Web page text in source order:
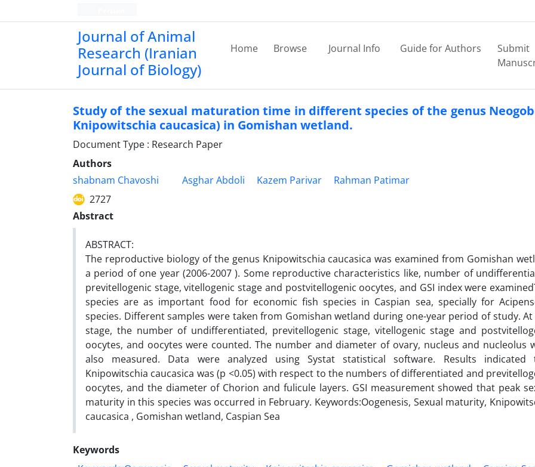
Journal of Animal
Research (Iranian
Journal of Biology)
Home Browse Journal Info Guide for Authors
Submit
Study of the sexual maturation time in different species of the genus
Knipowitschia caucasica) in Gomishan wetland.
Document Type : Research Paper
Authors
shabnam Chavoshi
Asghar Abdoli Kazem Parivar
Rahman Patimar
2727
Abstract
ABSTRACT:
The reproductive biology of the genus Knipowitschia caucasica was examined from Gomishan
a period of one year (2006-2007 ). Some reproductive characteristics like, number of
previtellogenic stage, vitellogenic stage and postvitellogenic oocytes, and GSI index were
species are as important food for economic fish species in Caspian sea, specially for
species. Different samples were taken from Gomishan wetland during one-year period of study.
stage, the number of undifferentiated, previtellogenic stage, vitellogenic stage and
oocytes, and oocytes were counted. The number and diameter of ovary, nucleus and nucleolus
also measured. Data were analyzed using Systat statistical software. Results indicated
Knipowitschia caucasica was (p <0.05) with respect to the numbers of differentiated and
oocytes, and the diameter of Chorion and fulicule layers. GSI measurement showed that peak
maturity in this species was occurred in February. Keywords:Oogenesis, Sexual maturity,
caucasica , Gomishan wetland, Caspian Sea
Keywords